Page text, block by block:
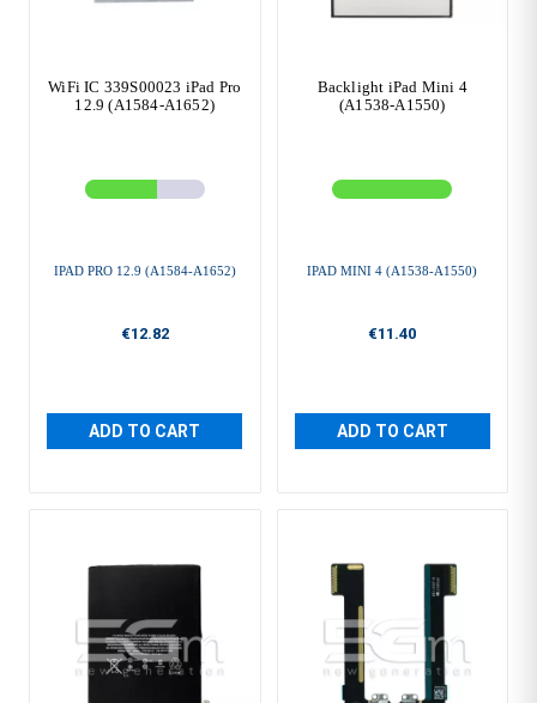
WiFi IC 339S00023 iPad Pro
12.9 (A1584-A1652)
IPAD PRO 12.9 (A1584-A1652)
€12.82
ADD TO CART
Backlight iPad Mini 4
(A1538-A1550)
IPAD MINI 4 (A1538-A1550)
€11.40
ADD TO CART